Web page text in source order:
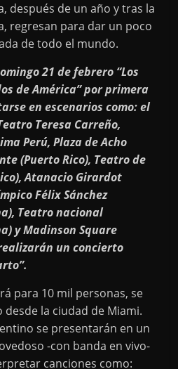
después de un año y tras la
regresan para dar un poco
de todo el mundo.
21 de febrero “Los
de América” por primera
en escenarios como: el
Teresa Carreño,
Perú, Plaza de Acho
(Puerto Rico), Teatro de
Atanacio Girardot
Félix Sánchez
Teatro nacional
y Madinson Square
un concierto
para 10 mil personas, se
desde la ciudad de Miami.
se presentarán en un
-con banda en vivo-
canciones como: